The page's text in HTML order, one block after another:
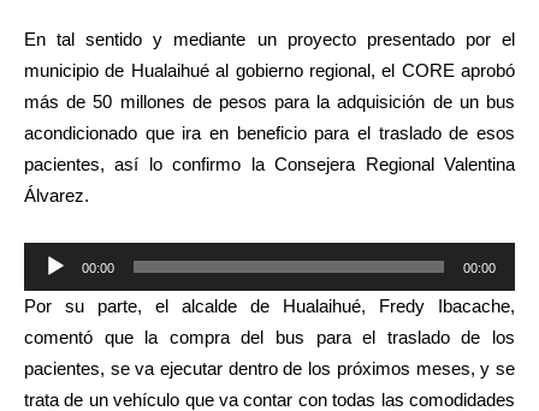
En tal sentido y mediante un proyecto presentado por el
municipio de Hualaihué al gobierno regional, el CORE aprobó
más de 50 millones de pesos para la adquisición de un bus
acondicionado que ira en beneficio para el traslado de esos
pacientes, así lo confirmo la Consejera Regional Valentina
Álvarez.
Reproductor
de
audio
00:00 00:00
Por su parte, el alcalde de Hualaihué, Fredy Ibacache,
comentó que la compra del bus para el traslado de los
pacientes, se va ejecutar dentro de los próximos meses, y se
trata de un vehículo que va contar con todas las comodidades